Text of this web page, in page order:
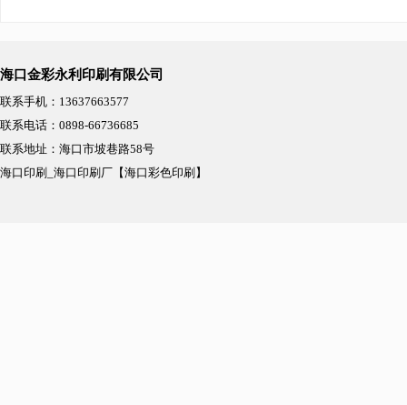
海口金彩永利印刷有限公司
联系手机：13637663577
联系电话：0898-66736685
联系地址：海口市坡巷路58号
海口印刷_海口印刷厂【海口彩色印刷】